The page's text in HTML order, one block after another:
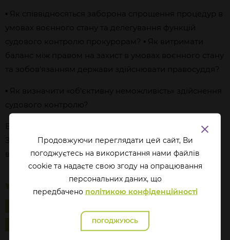
▪ Як співвідносяться заборона спрощення процедур в
умовах воєнного стану та делегування функцій
судового контролю прокурорам? ▪ Як витримати
баланс між правом на захист в умовах воєнного стану
та зобов'язанням держави здійснювати правосуддя?
▪ Як визначити «об'єктивну неможливість» здійснення
судового контролю?
Відповіді на ці запитання в епізоді JustTalk_Context ||
Затримання особи. Запобіжний захід в умовах
воєнного стану.
Продовжуючи переглядати цей сайт, Ви
погоджуєтесь на використання нами файлів
cookie та надаєте свою згоду на опрацювання
перcональних даних, що
передбачено політикою конфіденційності
ПОГОДЖУЮСЬ